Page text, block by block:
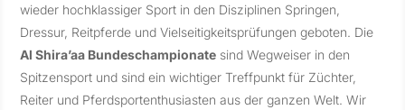
wieder hochklassiger Sport in den Disziplinen Springen,
Dressur, Reitpferde und Vielseitigkeitsprüfungen geboten. Die
Al Shira’aa Bundeschampionate sind Wegweiser in den
Spitzensport und sind ein wichtiger Treffpunkt für Züchter,
Reiter und Pferdsportenthusiasten aus der ganzen Welt. Wir